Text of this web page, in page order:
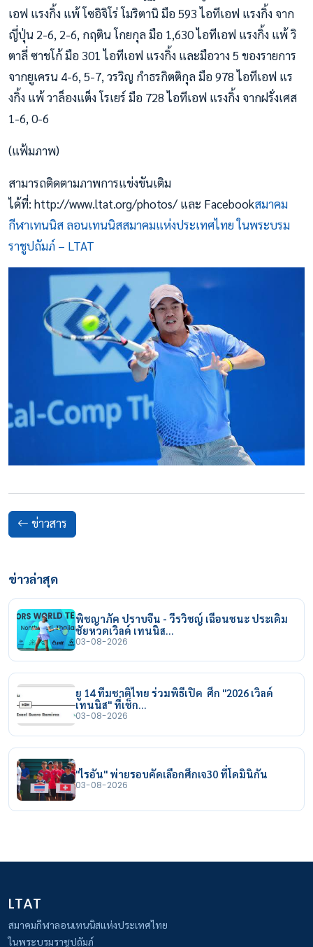
เอฟ แรงกิ้ง แพ้ โซอิจิโร่ โมริตานิ มือ 593 ไอทีเอฟ แรงกิ้ง จาก
ญี่ปุ่น 2-6, 2-6, กฤติน โกยกุล มือ 1,630 ไอทีเอฟ แรงกิ้ง แพ้ วิ
ตาลี่ ซาชโก้ มือ 301 ไอทีเอฟ แรงกิ้ง และมือวาง 5 ของรายการ
จากยูเครน 4-6, 5-7, วรวิญ กำธรกิตติกุล มือ 978 ไอทีเอฟ แร
งกิ้ง แพ้ วาล็องแต็ง โรเยร์ มือ 728 ไอทีเอฟ แรงกิ้ง จากฝรั่งเศส
1-6, 0-6
(แฟ้มภาพ)
สามารถติดตามภาพการแข่งขันเติม
ได้ที่: http://www.ltat.org/photos/ และ Facebookสมาคม
กีฬาเทนนิส ลอนเทนนิสสมาคมแห่งประเทศไทย ในพระบรม
ราชูปถัมภ์ – LTAT
ข่าวสาร
ข่าวล่าสุด
พิชญาภัค ปราบจีน - วีรวิชญ์ เฉือนชนะ ประเดิม
ชัยหวดเวิลด์ เทนนิส…
03-08-2026
ยู 14 ทีมชาติไทย ร่วมพิธีเปิด ศึก "2026 เวิลด์
เทนนิส" ที่เช็ก…
03-08-2026
"ไรอัน" พ่ายรอบคัดเลือกศึกเจ30 ที่โดมินิกัน
03-08-2026
LTAT
สมาคมกีฬาลอนเทนนิสแห่งประเทศไทย
ในพระบรมราชูปถัมภ์